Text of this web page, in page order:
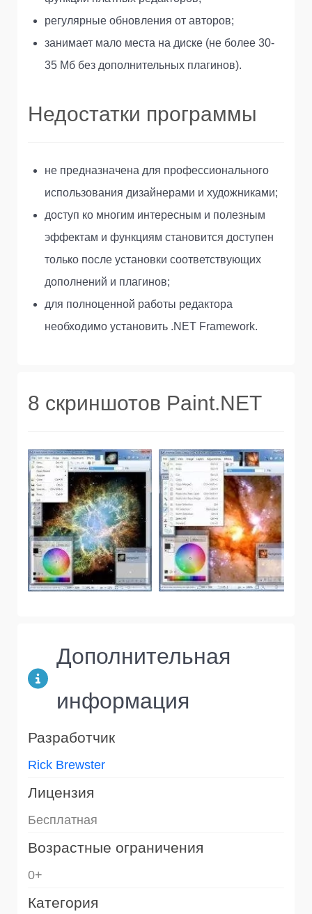
регулярные обновления от авторов;
занимает мало места на диске (не более 30-
35 Мб без дополнительных плагинов).
Недостатки программы
не предназначена для профессионального
использования дизайнерами и художниками;
доступ ко многим интересным и полезным
эффектам и функциям становится доступен
только после установки соответствующих
дополнений и плагинов;
для полноценной работы редактора
необходимо установить .NET Framework.
8 скриншотов Paint.NET
Дополнительная
информация
Разработчик
Rick Brewster
Лицензия
Бесплатная
Возрастные ограничения
0+
Категория